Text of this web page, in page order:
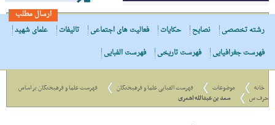
ارسال مطلب
رشته تخصصی
نصایح حکایات فعالیت های اجتماعی تالیفات
علمای شهید
فهرست جغرافیایی
فهرست تاریخی فهرست الفبایی
خانه موضوعات فهرست الفبایی علما و فرهیختگان
فهرست علما و فرهیختگان بر اساس
حرف س
سعد بن عبدالله اشعری